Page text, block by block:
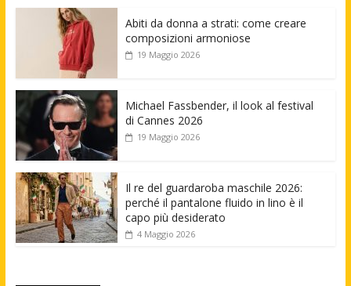
Abiti da donna a strati: come creare
composizioni armoniose
19 Maggio 2026
Michael Fassbender, il look al festival
di Cannes 2026
19 Maggio 2026
Il re del guardaroba maschile 2026:
perché il pantalone fluido in lino è il
capo più desiderato
4 Maggio 2026